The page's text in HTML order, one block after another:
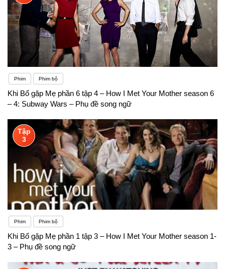
Phim Phim bộ
Khi Bố gặp Mẹ phần 6 tập 4 – How I Met Your Mother season 6
– 4: Subway Wars – Phụ đề song ngữ
Tập
3
Phim Phim bộ
Khi Bố gặp Mẹ phần 1 tập 3 – How I Met Your Mother season 1-
3 – Phụ đề song ngữ